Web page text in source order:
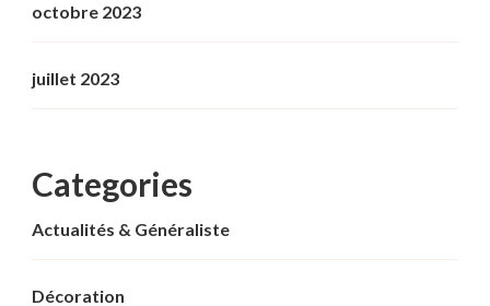
octobre 2023
juillet 2023
Categories
Actualités & Généraliste
Décoration